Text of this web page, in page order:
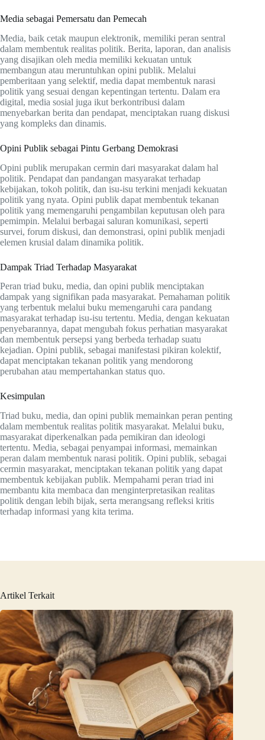
Media sebagai Pemersatu dan Pemecah
Media, baik cetak maupun elektronik, memiliki peran sentral
dalam membentuk realitas politik. Berita, laporan, dan analisis
yang disajikan oleh media memiliki kekuatan untuk
membangun atau meruntuhkan opini publik. Melalui
pemberitaan yang selektif, media dapat membentuk narasi
politik yang sesuai dengan kepentingan tertentu. Dalam era
digital, media sosial juga ikut berkontribusi dalam
menyebarkan berita dan pendapat, menciptakan ruang diskusi
yang kompleks dan dinamis.
Opini Publik sebagai Pintu Gerbang Demokrasi
Opini publik merupakan cermin dari masyarakat dalam hal
politik. Pendapat dan pandangan masyarakat terhadap
kebijakan, tokoh politik, dan isu-isu terkini menjadi kekuatan
politik yang nyata. Opini publik dapat membentuk tekanan
politik yang memengaruhi pengambilan keputusan oleh para
pemimpin. Melalui berbagai saluran komunikasi, seperti
survei, forum diskusi, dan demonstrasi, opini publik menjadi
elemen krusial dalam dinamika politik.
Dampak Triad Terhadap Masyarakat
Peran triad buku, media, dan opini publik menciptakan
dampak yang signifikan pada masyarakat. Pemahaman politik
yang terbentuk melalui buku memengaruhi cara pandang
masyarakat terhadap isu-isu tertentu. Media, dengan kekuatan
penyebarannya, dapat mengubah fokus perhatian masyarakat
dan membentuk persepsi yang berbeda terhadap suatu
kejadian. Opini publik, sebagai manifestasi pikiran kolektif,
dapat menciptakan tekanan politik yang mendorong
perubahan atau mempertahankan status quo.
Kesimpulan
Triad buku, media, dan opini publik memainkan peran penting
dalam membentuk realitas politik masyarakat. Melalui buku,
masyarakat diperkenalkan pada pemikiran dan ideologi
tertentu. Media, sebagai penyampai informasi, memainkan
peran dalam membentuk narasi politik. Opini publik, sebagai
cermin masyarakat, menciptakan tekanan politik yang dapat
membentuk kebijakan publik. Mempahami peran triad ini
membantu kita membaca dan menginterpretasikan realitas
politik dengan lebih bijak, serta merangsang refleksi kritis
terhadap informasi yang kita terima.
Artikel Terkait